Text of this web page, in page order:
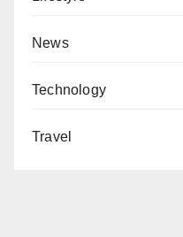
News
Technology
Travel